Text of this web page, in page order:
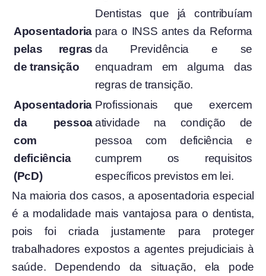
Aposentadoria
pelas regras
de transição
Dentistas que já contribuíam
para o INSS antes da Reforma
da Previdência e se
enquadram em alguma das
regras de transição.
Aposentadoria
da pessoa
com
deficiência
(PcD)
Profissionais que exercem
atividade na condição de
pessoa com deficiência e
cumprem os requisitos
específicos previstos em lei.
Na maioria dos casos, a aposentadoria especial
é a modalidade mais vantajosa para o dentista,
pois foi criada justamente para proteger
trabalhadores expostos a agentes prejudiciais à
saúde. Dependendo da situação, ela pode